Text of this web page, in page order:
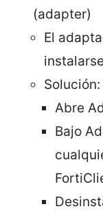
(adapter)
El
Solución:
Abre
Bajo